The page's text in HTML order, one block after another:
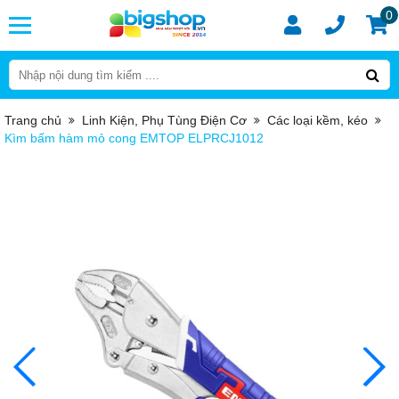
0
Trang chủ Linh Kiện, Phụ Tùng Điện Cơ
Các loại kềm, kéo
Kìm bấm hàm mỏ cong EMTOP ELPRCJ1012